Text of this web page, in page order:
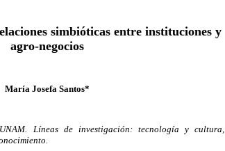
simbióticas entre instituciones y
agro-negocios
María Josefa Santos*
Líneas de investigación: tecnología y cultura,